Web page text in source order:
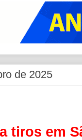
de 2025
tiros em